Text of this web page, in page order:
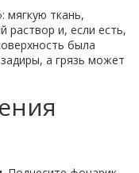
мягкую ткань,
и, если есть,
была
а грязь может